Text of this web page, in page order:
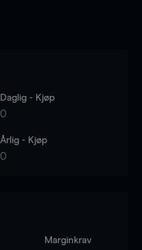
Daglig - Kjøp
0
Årlig - Kjøp
0
Marginkrav